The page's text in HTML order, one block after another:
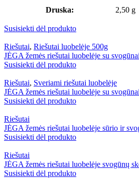
Druska: 2,50 g
Susisiekti dėl produkto
Riešutai, Riešutai luobelėje 500g
JĖGA žemės riešutai luobelėje su
Susisiekti dėl produkto
Riešutai, Sveriami riešutai luobelėje
JĖGA žemės riešutai luobelėje su
Susisiekti dėl produkto
Riešutai
JĖGA žemės riešutai luobelėje sūrio ir
Susisiekti dėl produkto
Riešutai
JĖGA žemės riešutai luobelėje svogūnų
Susisiekti dėl produkto